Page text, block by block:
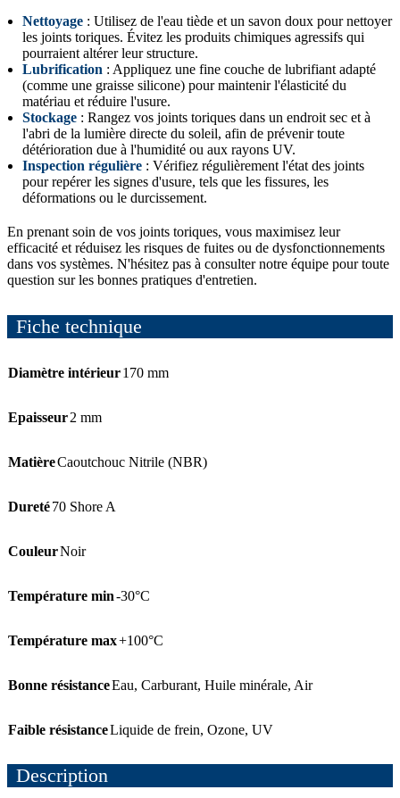
Nettoyage : Utilisez de l'eau tiède et un savon doux pour nettoyer
les joints toriques. Évitez les produits chimiques agressifs qui
pourraient altérer leur structure.
Lubrification : Appliquez une fine couche de lubrifiant adapté
(comme une graisse silicone) pour maintenir l'élasticité du
matériau et réduire l'usure.
Stockage : Rangez vos joints toriques dans un endroit sec et à
l'abri de la lumière directe du soleil, afin de prévenir toute
détérioration due à l'humidité ou aux rayons UV.
Inspection régulière : Vérifiez régulièrement l'état des joints
pour repérer les signes d'usure, tels que les fissures, les
déformations ou le durcissement.
En prenant soin de vos joints toriques, vous maximisez leur
efficacité et réduisez les risques de fuites ou de dysfonctionnements
dans vos systèmes. N'hésitez pas à consulter notre équipe pour toute
question sur les bonnes pratiques d'entretien.
Fiche technique
Diamètre intérieur170 mm
Epaisseur2 mm
MatièreCaoutchouc Nitrile (NBR)
Dureté70 Shore A
CouleurNoir
Température min-30°C
Température max+100°C
Bonne résistanceEau, Carburant, Huile minérale, Air
Faible résistanceLiquide de frein, Ozone, UV
Description